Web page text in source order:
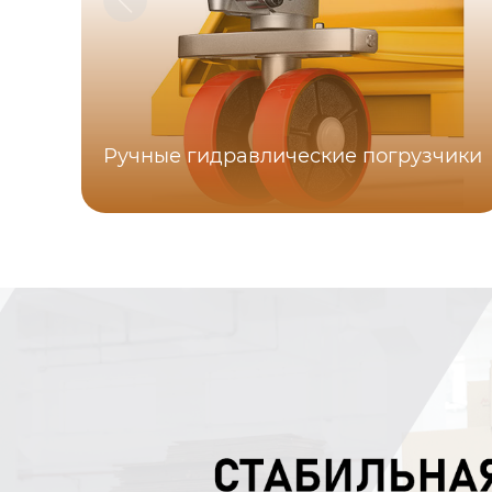
Ручные гидравлические погрузчики